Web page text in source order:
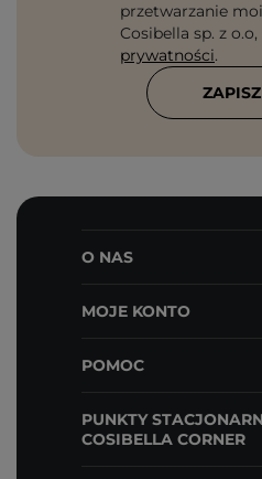
przetwarzanie
Cosibella sp. z
prywatności.
O NAS
MOJE KONTO
POMOC
PUNKTY
COSIBELLA CORNER